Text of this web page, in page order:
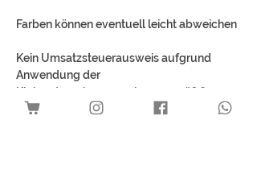
Farben können eventuell leicht abweichen
Kein Umsatzsteuerausweis aufgrund
Anwendung der
Kleinunternehmerregelung gemäß § 19
UStG.